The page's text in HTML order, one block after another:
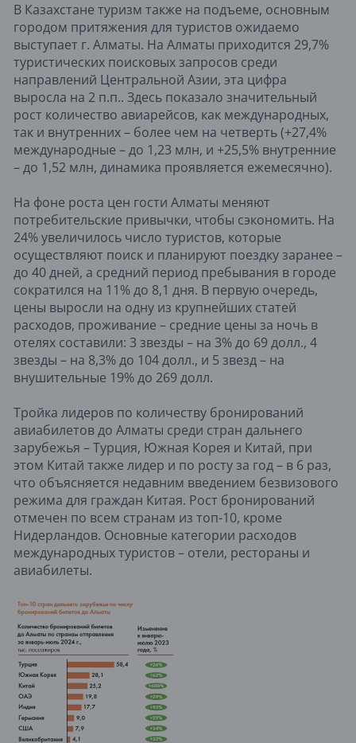
В Казахстане туризм также на подъеме, основным
городом притяжения для туристов ожидаемо
выступает г. Алматы. На Алматы приходится 29,7%
туристических поисковых запросов среди
направлений Центральной Азии, эта цифра
выросла на 2 п.п.. Здесь показало значительный
рост количество авиарейсов, как международных,
так и внутренних – более чем на четверть (+27,4%
международные – до 1,23 млн, и +25,5% внутренние
– до 1,52 млн, динамика проявляется ежемесячно).
На фоне роста цен гости Алматы меняют
потребительские привычки, чтобы сэкономить. На
24% увеличилось число туристов, которые
осуществляют поиск и планируют поездку заранее –
до 40 дней, а средний период пребывания в городе
сократился на 11% до 8,1 дня. В первую очередь,
цены выросли на одну из крупнейших статей
расходов, проживание – средние цены за ночь в
отелях составили: 3 звезды – на 3% до 69 долл., 4
звезды – на 8,3% до 104 долл., и 5 звезд – на
внушительные 19% до 269 долл.
Тройка лидеров по количеству бронирований
авиабилетов до Алматы среди стран дальнего
зарубежья – Турция, Южная Корея и Китай, при
этом Китай также лидер и по росту за год – в 6 раз,
что объясняется недавним введением безвизового
режима для граждан Китая. Рост бронирований
отмечен по всем странам из топ-10, кроме
Нидерландов. Основные категории расходов
международных туристов – отели, рестораны и
авиабилеты.